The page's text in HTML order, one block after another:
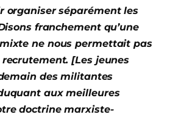
organiser séparément les
franchement qu’une
ne nous permettait pas
[Les jeunes
des militantes
aux meilleures
doctrine marxiste-